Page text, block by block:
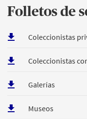
Folletos de
Coleccionistas
Coleccionistas
Galerías
Museos